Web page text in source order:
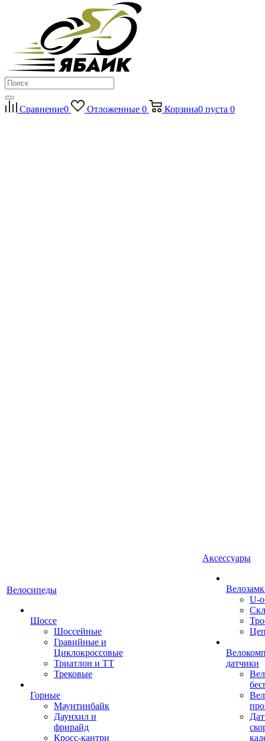
Сравнение0 Отложенные 0 Корзина0 пуста 0
Велосипеды
Шоссе
Шоссейные
Гравийные и
Циклокроссовые
Триатлон и ТТ
Трековые
Горные
Маунтинбайк
Даунхил и
фрирайд
Кросс-кантри
Аксессуары
U-
датчики